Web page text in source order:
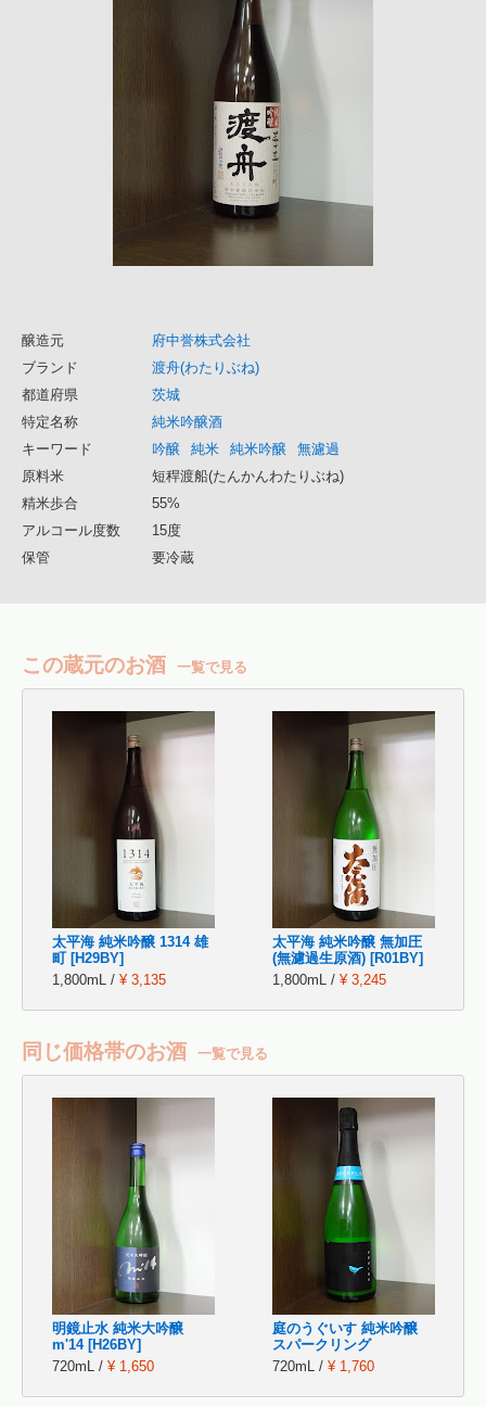
醸造元
府中誉株式会社
ブランド
渡舟(わたりぶね)
都道府県
茨城
特定名称
純米吟醸酒
キーワード
吟醸 純米 純米吟醸
無濾過
原料米
短稈渡船(たんかんわたりぶね)
精米歩合
55%
アルコール度数
15度
保管
要冷蔵
この蔵元のお酒 一覧で見る
太平海 純米吟醸 1314 雄
町 [H29BY]
1,800mL / ¥ 3,135
太平海 純米吟醸 無加圧
(無濾過生原酒) [R01BY]
1,800mL / ¥ 3,245
同じ価格帯のお酒 一覧で見る
明鏡止水 純米大吟醸
m'14 [H26BY]
720mL / ¥ 1,650
庭のうぐいす 純米吟醸
スパークリング
720mL / ¥ 1,760